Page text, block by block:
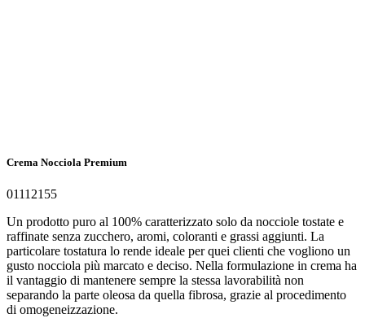
Crema Nocciola Premium
01112155
Un prodotto puro al 100% caratterizzato solo da nocciole tostate e
raffinate senza zucchero, aromi, coloranti e grassi aggiunti. La
particolare tostatura lo rende ideale per quei clienti che vogliono un
gusto nocciola più marcato e deciso. Nella formulazione in crema ha
il vantaggio di mantenere sempre la stessa lavorabilità non
separando la parte oleosa da quella fibrosa, grazie al procedimento
di omogeneizzazione.